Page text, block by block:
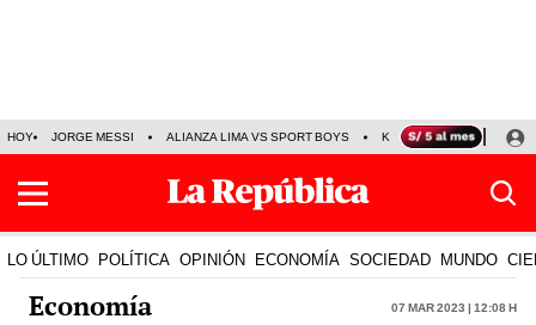
HOY JORGE MESSI ALIANZA LIMA VS SPORT BOYS KENJI FUJIMORI
LO ÚLTIMO POLÍTICA OPINIÓN ECONOMÍA SOCIEDAD MUNDO
Economía 07 Mar 2023 | 12:08 h